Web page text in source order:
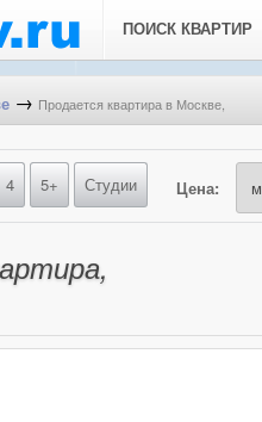
ПОИСК КВАРТИР
→ Продается квартира в Москве,
4 5+ Студии Цена: